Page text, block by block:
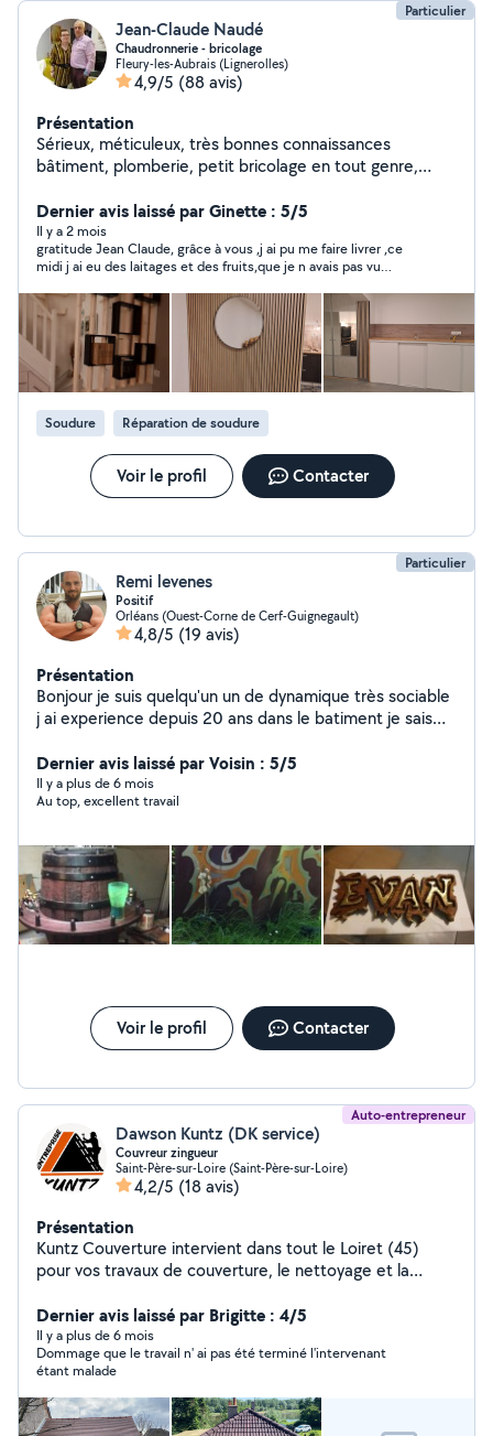
Particulier
Jean-Claude Naudé
Chaudronnerie - bricolage
Fleury-les-Aubrais (Lignerolles)
4,9/5 (88 avis)
Présentation
Sérieux, méticuleux, très bonnes connaissances
bâtiment, plomberie, petit bricolage en tout genre,
Maitrise soudure sur acier, inox, aluminium, réparation
électroménager, réparation matériel de jardin. Entretien
espaces verts (tonte, taille haie...)
Dernier avis laissé par Ginette : 5/5
Il y a 2 mois
gratitude Jean Claude, grâce à vous ,j ai pu me faire livrer ,ce
midi j ai eu des laitages et des fruits,que je n avais pas vu
lorsque vous avez eu un coup de scapel intensif Je pourrais
vous mettre 10 étoiles ,merci ,merci
Soudure Réparation de soudure
Voir le profil Contacter
Particulier
Remi levenes
Positif
Orléans (Ouest-Corne de Cerf-Guignegault)
4,8/5 (19 avis)
Présentation
Bonjour je suis quelqu'un un de dynamique très sociable
j ai experience depuis 20 ans dans le batiment je sais
Dernier avis laissé par Voisin : 5/5
Il y a plus de 6 mois
Au top, excellent travail
Voir le profil Contacter
Auto-entrepreneur
Dawson Kuntz (DK service)
Couvreur zingueur
Saint-Père-sur-Loire (Saint-Père-sur-Loire)
4,2/5 (18 avis)
Présentation
Kuntz Couverture intervient dans tout le Loiret (45)
pour vos travaux de couverture, le nettoyage et la
traitements anti-mousse, la peinture de toiture et de
façade ainsi que l'entretien extérieur de votre
habitation. Devis gratuit et intervention rapide.
Dernier avis laissé par Brigitte : 4/5
Il y a plus de 6 mois
Dommage que le travail n' ai pas été terminé l'intervenant
étant malade